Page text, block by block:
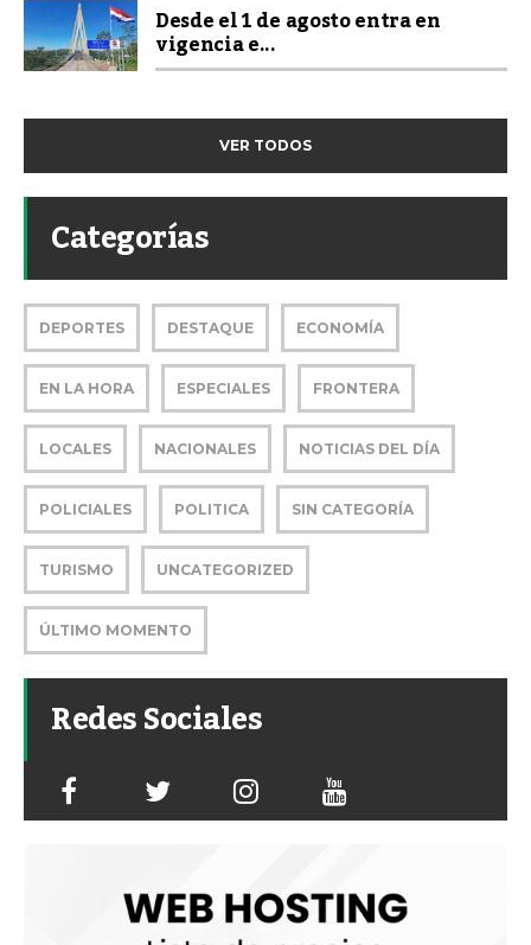
Desde el 1 de agosto entra en
vigencia e...
VER TODOS
Categorías
DEPORTES DESTAQUE ECONOMÍA
EN LA HORA ESPECIALES FRONTERA
LOCALES NACIONALES NOTICIAS DEL DÍA
POLICIALES POLITICA SIN CATEGORÍA
TURISMO UNCATEGORIZED
ÚLTIMO MOMENTO
Redes Sociales